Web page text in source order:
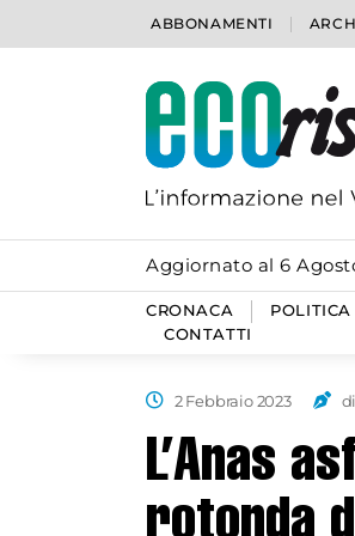
ABBONAMENTI
Aggiornato al 6
CRONACA POLITICA
CONTATTI
2 Febbraio 2023
L’Anas